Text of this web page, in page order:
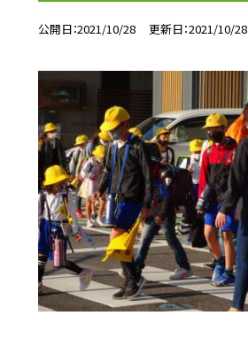
公開日 2021/10/28 更新日 2021/10/28